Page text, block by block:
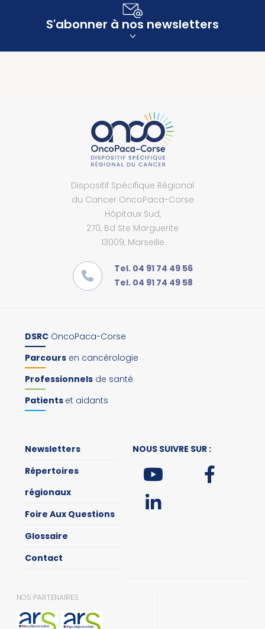
S'abonner à nos newsletters
Dispositif Spécifique Régional
du Cancer OncoPaca-Corse
Hôpitaux Sud,
270, Bd Ste Marguerite
13009, Marseille
Tel. 04 91 74 49 56
Tel. 04 91 74 49 58
DSRC OncoPaca-Corse
Parcours en cancérologie
Professionnels de santé
Patients et aidants
Newsletters
Répertoires
régionaux
Foire Aux Questions
Glossaire
Contact
NOUS SUIVRE SUR :
NOS PARTENAIRES